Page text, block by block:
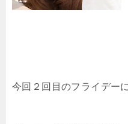
今回２回目のフライデー